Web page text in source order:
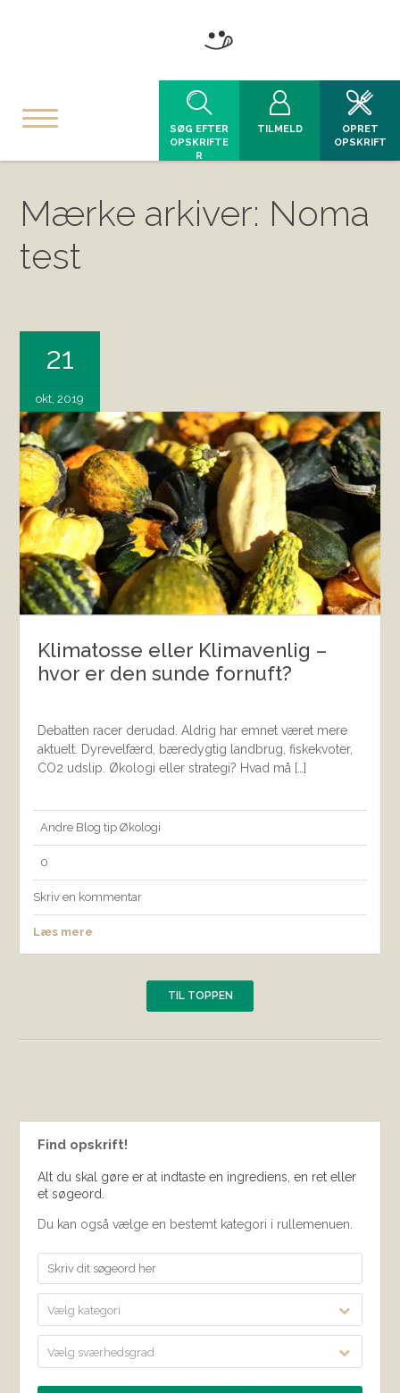
SØG EFTER
OPSKRIFTE
R
TILMELD
OPRET
OPSKRIFT
Mærke arkiver: Noma
test
21
okt, 2019
Klimatosse eller Klimavenlig –
hvor er den sunde fornuft?
Debatten racer derudad. Aldrig har emnet været mere
aktuelt. Dyrevelfærd, bæredygtig landbrug, fiskekvoter,
CO2 udslip. Økologi eller strategi? Hvad må […]
Andre Blog tip Økologi
0
Skriv en kommentar
Læs mere
TIL TOPPEN
Find opskrift!
Alt du skal gøre er at indtaste en ingrediens, en ret eller
et søgeord.
Du kan også vælge en bestemt kategori i rullemenuen.
Vælg kategori
Vælg sværhedsgrad